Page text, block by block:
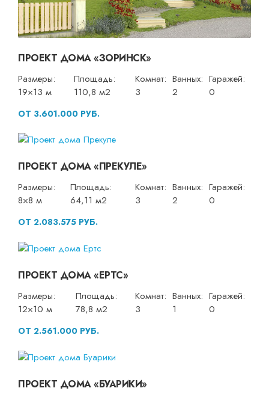
ПРОЕКТ ДОМА «ЗОРИНСК»
Размеры:
19×13 м
Площадь:
110,8 м2
Комнат:
3
Ванных:
2
Гаражей:
0
ОТ 3.601.000 РУБ.
ПРОЕКТ ДОМА «ПРЕКУЛЕ»
Размеры:
8×8 м
Площадь:
64,11 м2
Комнат:
3
Ванных:
2
Гаражей:
0
ОТ 2.083.575 РУБ.
ПРОЕКТ ДОМА «ЕРТС»
Размеры:
12×10 м
Площадь:
78,8 м2
Комнат:
3
Ванных:
1
Гаражей:
0
ОТ 2.561.000 РУБ.
ПРОЕКТ ДОМА «БУАРИКИ»